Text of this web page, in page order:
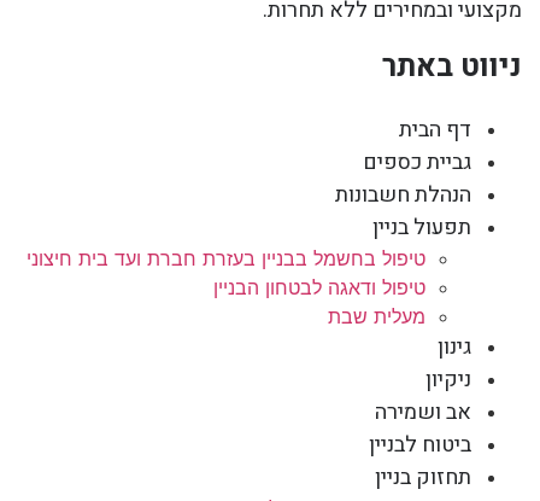
מקצועי ובמחירים ללא תחרות.
ניווט באתר
דף הבית
גביית כספים
הנהלת חשבונות
תפעול בניין
טיפול בחשמל בבניין בעזרת חברת ועד בית חיצוני
טיפול ודאגה לבטחון הבניין
מעלית שבת
גינון
ניקיון
אב ושמירה
ביטוח לבניין
תחזוק בניין